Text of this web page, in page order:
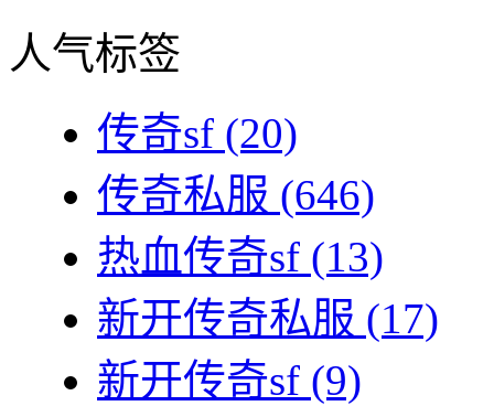
人气标签
传奇sf (20)
传奇私服 (646)
热血传奇sf (13)
新开传奇私服 (17)
新开传奇sf (9)